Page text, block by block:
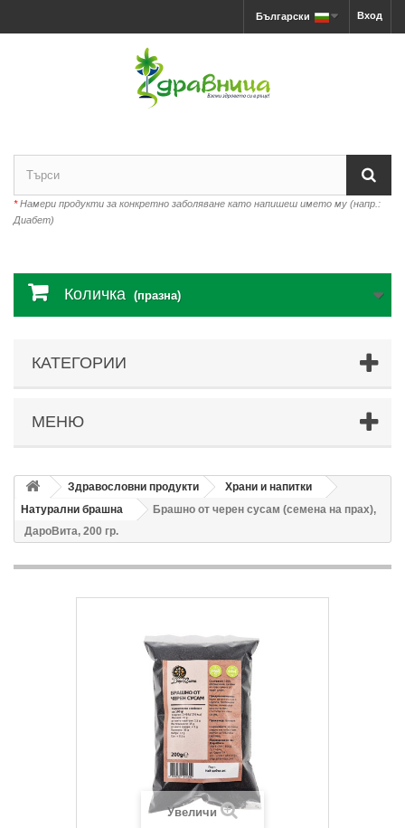
Вход
Български
*Намери продукти за конкретно заболяване като напишеш името му (напр.:
Диабет)
Количка (празна)
КАТЕГОРИИ
МЕНЮ
Здравословни продукти
Храни и напитки
Натурални брашна
Брашно от черен сусам (семена на прах),
ДароВита, 200 гр.
Увеличи